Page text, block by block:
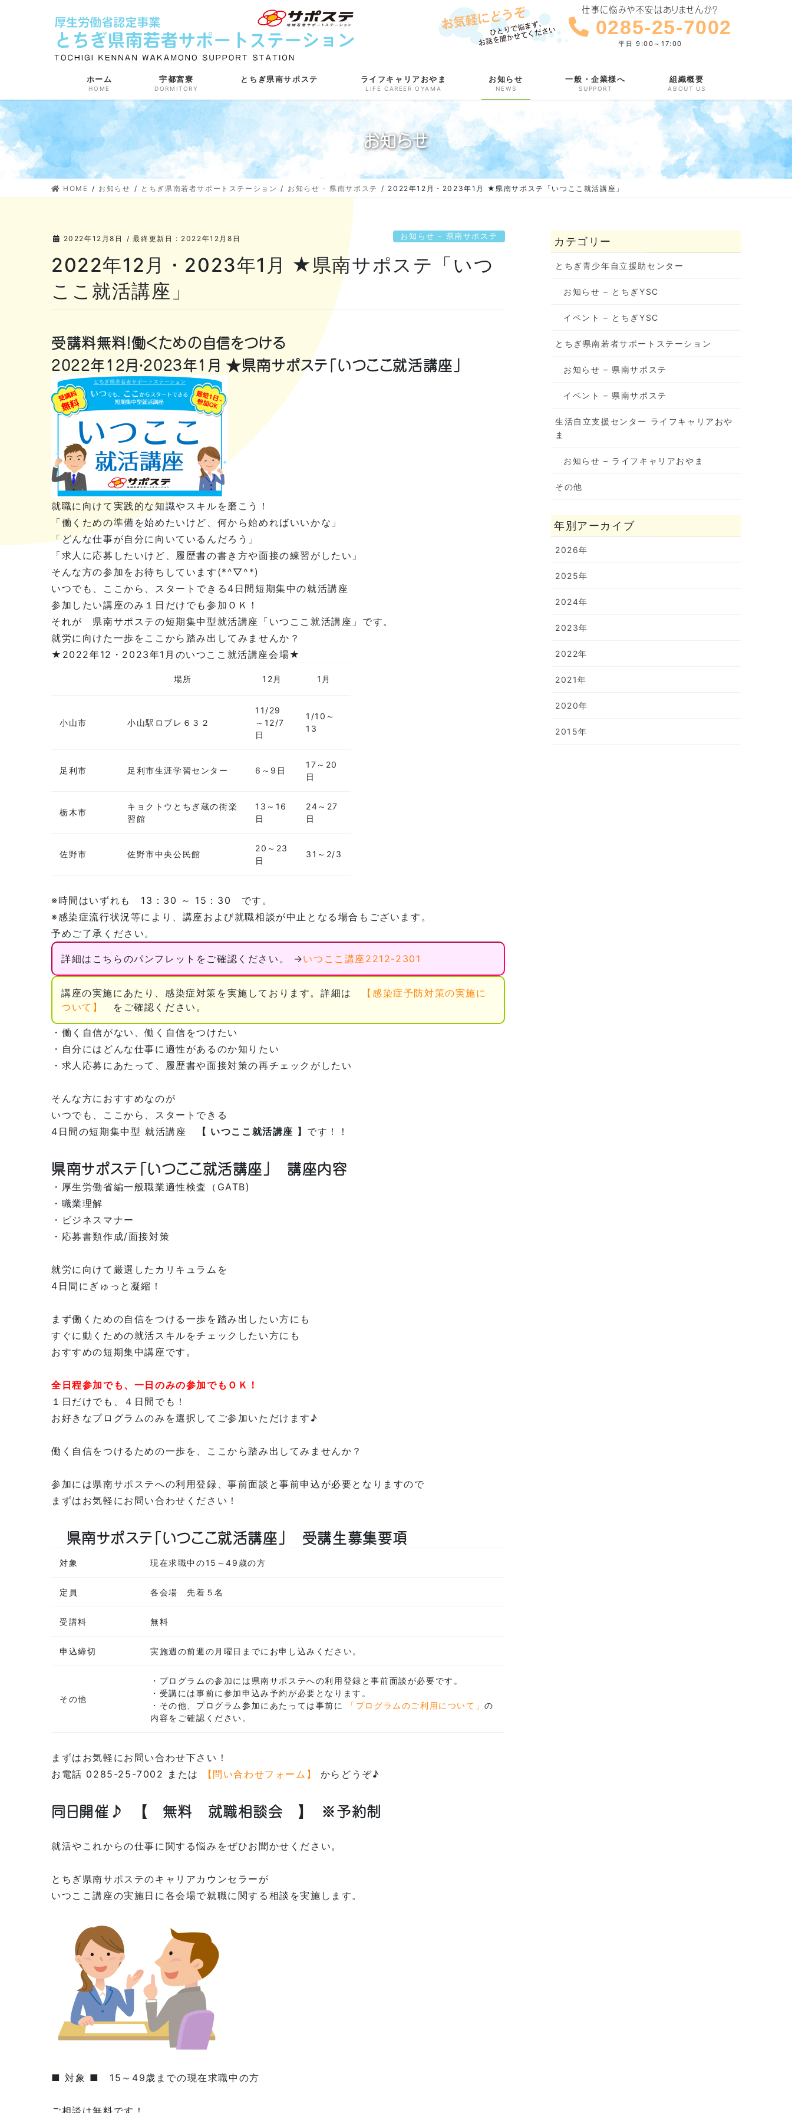
動
に
移
仕事に悩みや不安はありませんか？
0285-25-7002
平日 9:00～17:00
ホーム
HOME
宇都宮寮
DORMITORY
とちぎ県南サポステ ライフキャリアおやま
LIFE CAREER OYAMA
お知らせ
NEWS
一般・企業様へ
SUPPORT
組織概要
ABOUT US
お知らせ
HOME お知らせ とちぎ県南若者サポートステーション お知らせ - 県南サポステ 2022年12月・2023年1月 ★県南サポステ「いつここ就活講座」
2022年12月8日 / 最終更新日 : 2022年12月8日 お知らせ - 県南サポステ
2022年12月・2023年1月 ★県南サポステ「いつ
ここ就活講座」
受講料無料！働くための自信をつける
2022年12月・2023年1月 ★県南サポステ「いつここ就活講座」
就職に向けて実践的な知識やスキルを磨こう！
「働くための準備を始めたいけど、何から始めればいいかな」
「どんな仕事が自分に向いているんだろう」
「求人に応募したいけど、履歴書の書き方や面接の練習がしたい」
そんな方の参加をお待ちしています(*^▽^*)
いつでも、ここから、スタートできる4日間短期集中の就活講座
参加したい講座のみ１日だけでも参加ＯＫ！
それが 県南サポステの短期集中型就活講座「いつここ就活講座」です。
就労に向けた一歩をここから踏み出してみませんか？
★2022年12・2023年1月のいつここ就活講座会場★
場所 12月 1月
小山市 小山駅ロブレ６３２
11/29
～12/7
日
1/10～
13
足利市 足利市生涯学習センター 6～9日
17～20
日
栃木市
キョクトウとちぎ蔵の街楽
習館
13～16
日
24～27
日
佐野市 佐野市中央公民館
20～23
日
31～2/3
※時間はいずれも 13：30 ～ 15：30 です。
※感染症流行状況等により、講座および就職相談が中止となる場合もございます。
予めご了承ください。
詳細はこちらのパンフレットをご確認ください。 →いつここ講座2212-2301
講座の実施にあたり、感染症対策を実施しております。詳細は
【感染症予防対策の実施に
ついて】
をご確認ください。
・働く自信がない、働く自信をつけたい
・自分にはどんな仕事に適性があるのか知りたい
・求人応募にあたって、履歴書や面接対策の再チェックがしたい
そんな方におすすめなのが
いつでも、ここから、スタートできる
4日間の短期集中型 就活講座
【 いつここ就活講座 】 です！！
県南サポステ「いつここ就活講座」 講座内容
・厚生労働省編一般職業適性検査（GATB)
・職業理解
・ビジネスマナー
・応募書類作成/面接対策
就労に向けて厳選したカリキュラムを
4日間にぎゅっと凝縮！
まず働くための自信をつける一歩を踏み出したい方にも
すぐに動くための就活スキルをチェックしたい方にも
おすすめの短期集中講座です。
全日程参加でも、一日のみの参加でもＯＫ！
１日だけでも、４日間でも！
お好きなプログラムのみを選択してご参加いただけます♪
働く自信をつけるための一歩を、ここから踏み出してみませんか？
参加には県南サポステへの利用登録、事前面談と事前申込が必要となりますので
まずはお気軽にお問い合わせください！
県南サポステ「いつここ就活講座」 受講生募集要項
対象 現在求職中の15～49歳の方
定員 各会場 先着５名
受講料 無料
申込締切 実施週の前週の月曜日までにお申し込みください。
その他
・プログラムの参加には県南サポステへの利用登録と事前面談が必要です。
・受講には事前に参加申込み予約が必要となります。
・その他、プログラム参加にあたっては事前に
「プログラムのご利用について」の
内容をご確認ください。
まずはお気軽にお問い合わせ下さい！
お電話 0285-25-7002 または
【問い合わせフォーム】 からどうぞ♪
同日開催♪ 【 無料 就職相談会 】 ※予約制
就活やこれからの仕事に関する悩みをぜひお聞かせください。
とちぎ県南サポステのキャリアカウンセラーが
いつここ講座の実施日に各会場で就職に関する相談を実施します。
■ 対象 ■ 15～49歳までの現在求職中の方
ご相談は無料です！
カテゴリー
とちぎ青少年自立援助センター
お知らせ – とちぎYSC
イベント – とちぎYSC
とちぎ県南若者サポートステーション
お知らせ – 県南サポステ
イベント – 県南サポステ
生活自立支援センター ライフキャリアおや
ま
お知らせ – ライフキャリアおやま
その他
年別アーカイブ
2026年
2025年
2024年
2023年
2022年
2021年
2020年
2015年